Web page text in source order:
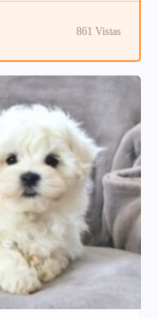
861 Vistas